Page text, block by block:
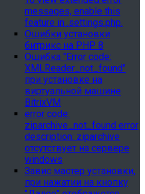
messages, enable this
feature in .settings.php.
Ошибки установки
битрикс на PHP 8
Ошибка "Error сode:
XMLReader_not_found"
при установке на
виртуальной машине
BitrixVM
error сode:
ziparchive_not_found error
description: ziparchive
отсутствует на сервере
windows
Завис мастер установки,
при нажатии на кнопку